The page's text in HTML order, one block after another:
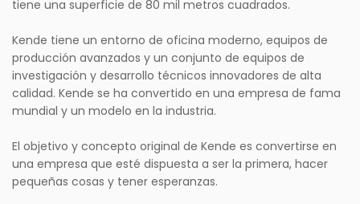
tiene una superficie de 80 mil metros cuadrados.
Kende tiene un entorno de oficina moderno, equipos de
producción avanzados y un conjunto de equipos de
investigación y desarrollo técnicos innovadores de alta
calidad. Kende se ha convertido en una empresa de fama
mundial y un modelo en la industria.
El objetivo y concepto original de Kende es convertirse en
una empresa que esté dispuesta a ser la primera, hacer
pequeñas cosas y tener esperanzas.